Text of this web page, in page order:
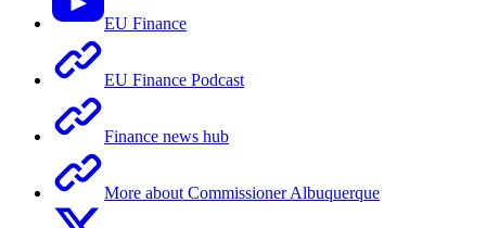
EU Finance
EU Finance Podcast
Finance news hub
More about Commissioner Albuquerque